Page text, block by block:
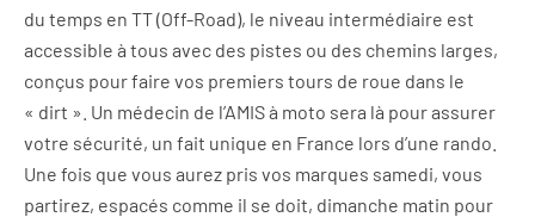
du temps en TT (Off-Road), le niveau intermédiaire est
accessible à tous avec des pistes ou des chemins larges,
conçus pour faire vos premiers tours de roue dans le
« dirt ». Un médecin de l’AMIS à moto sera là pour assurer
votre sécurité, un fait unique en France lors d’une rando.
Une fois que vous aurez pris vos marques samedi, vous
partirez, espacés comme il se doit, dimanche matin pour